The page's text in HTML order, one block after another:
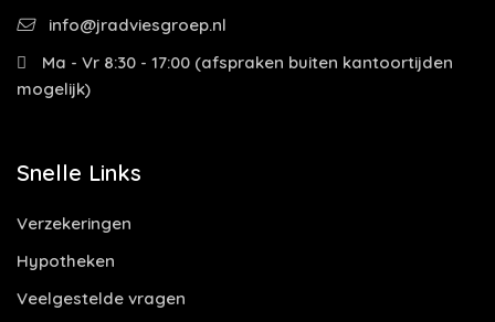
info@jradviesgroep.nl
Ma - Vr 8:30 - 17:00 (afspraken buiten kantoortijden
mogelijk)
Snelle Links
Verzekeringen
Hypotheken
Veelgestelde vragen